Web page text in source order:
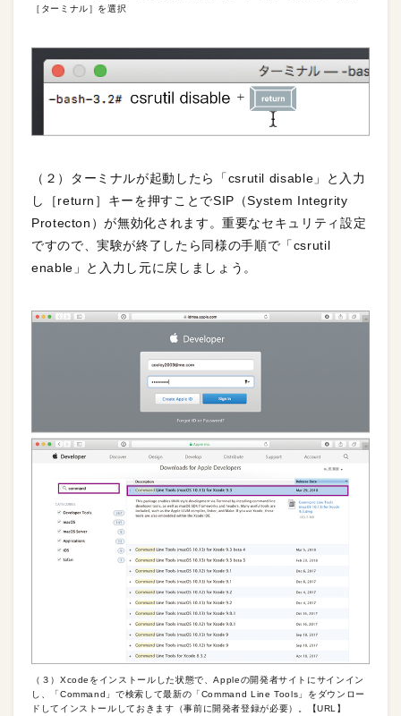
［ターミナル］を選択
（２）ターミナルが起動したら「csrutil disable」と入力
し［return］キーを押すことでSIP（System Integrity
Protecton）が無効化されます。重要なセキュリティ設定
ですので、実験が終了したら同様の手順で「csrutil
enable」と入力し元に戻しましょう。
（３）Xcodeをインストールした状態で、Appleの開発者サイトにサインイン
し、「Command」で検索して最新の「Command Line Tools」をダウンロー
ドしてインストールしておきます（事前に開発者登録が必要）。【URL】